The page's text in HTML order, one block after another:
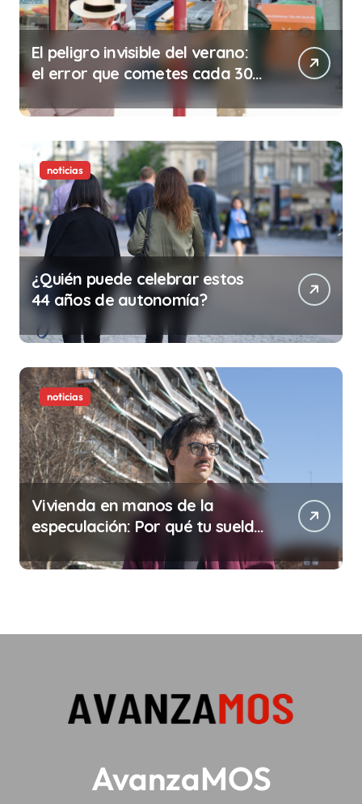
El peligro invisible del verano:
el error que cometes cada 30
minutos en tu trabajo (y la
ilegalidad que te puede costar
la vida)
noticias
¿Quién puede celebrar estos
44 años de autonomía?
noticias
Vivienda en manos de la
especulación: Por qué tu sueldo
AvanzaMOS